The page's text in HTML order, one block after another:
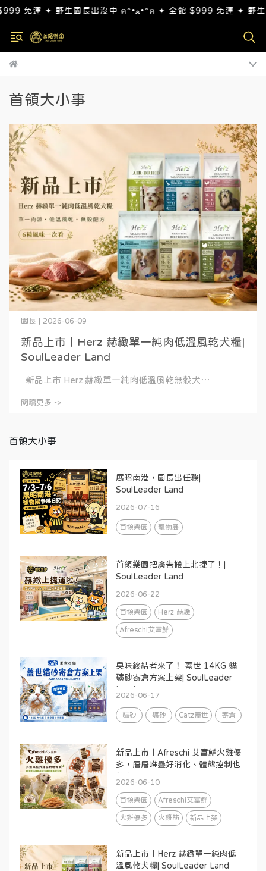
首領大小事
新品上市｜Herz 赫緻單一純肉低溫風乾犬糧|
SoulLeader Land
園長 | 2026-06-09
新品上市 Herz 赫緻單一純肉低溫風乾無穀犬⋯
閱讀更多 ->
首領大小事
展昭南港，園長出任務|
SoulLeader Land
2026-07-16
首領樂園 寵物展
首領樂園把廣告搬上北捷了！|
SoulLeader Land
2026-06-22
首領樂園 Herz 赫緻
Afreschi艾富鮮
臭味終結者來了！ 蓋世 14KG 貓
礦砂寄倉方案上架| SoulLeader
Land
2026-06-17
貓砂 礦砂 Catz蓋世 寄倉
新品上市｜Afreschi 艾富鮮火雞優
多，層層堆疊好消化、體態控制也
能吃| SoulLeader Land
2026-06-10
首領樂園 Afreschi艾富鮮
火雞優多 火雞筋 新品上架
新品上市｜Herz 赫緻單一純肉低
溫風乾犬糧| SoulLeader Land